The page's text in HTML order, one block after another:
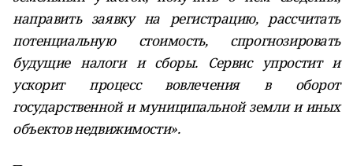
направить заявку на регистрацию, рассчитать
потенциальную стоимость, спрогнозировать
будущие налоги и сборы. Сервис упростит и
ускорит процесс вовлечения в оборот
государственной и муниципальной земли и иных
объектов недвижимости».